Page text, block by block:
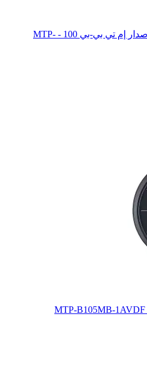
كاسيو ساعة بعقارب انتايسر إصدار إم تي بي-بي 100 - MTP-